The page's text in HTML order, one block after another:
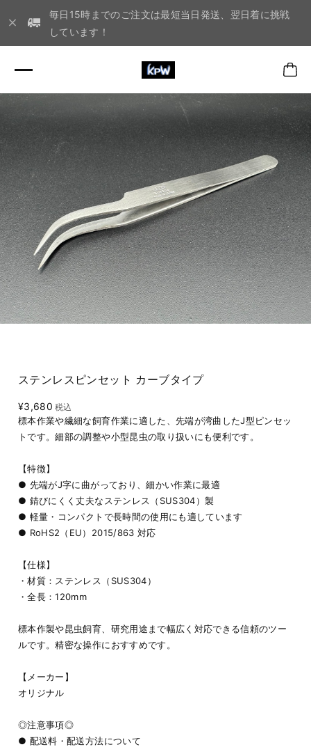
毎日15時までのご注文は最短当日発送、翌日着に挑戦
しています！
ステンレスピンセット カーブタイプ
¥3,680 税込
標本作業や繊細な飼育作業に適した、先端が湾曲したJ型ピンセッ
トです。細部の調整や小型昆虫の取り扱いにも便利です。
【特徴】
● 先端がJ字に曲がっており、細かい作業に最適
● 錆びにくく丈夫なステンレス（SUS304）製
● 軽量・コンパクトで長時間の使用にも適しています
● RoHS2（EU）2015/863 対応
【仕様】
・材質：ステンレス（SUS304）
・全長：120mm
標本作製や昆虫飼育、研究用途まで幅広く対応できる信頼のツー
ルです。精密な操作におすすめです。
【メーカー】
オリジナル
◎注意事項◎
● 配送料・配送方法について